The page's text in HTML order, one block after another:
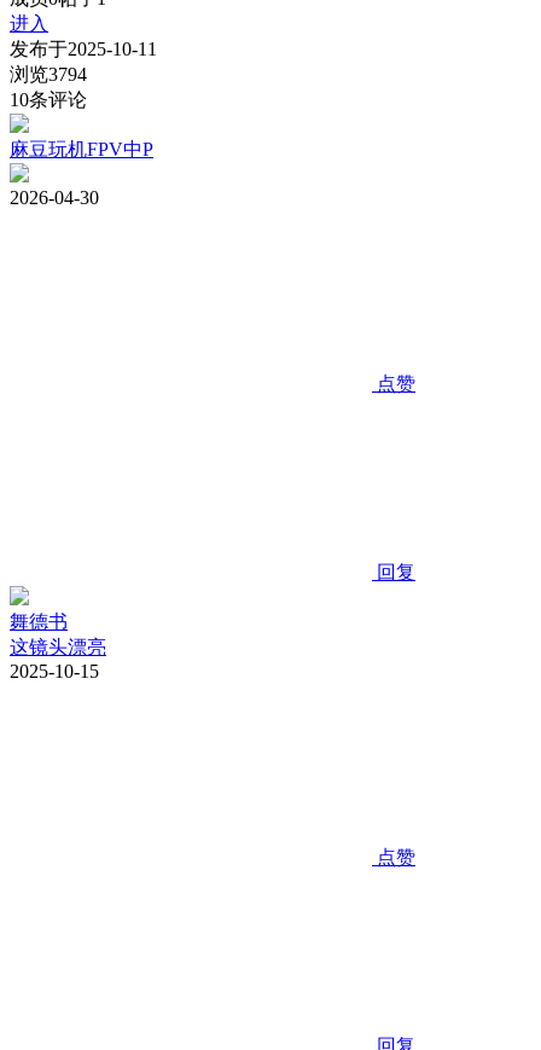
进入
发布于2025-10-11
浏览3794
10条评论
麻豆玩机FPV中P
2026-04-30
点赞
回复
舞德书
这镜头漂亮
2025-10-15
点赞